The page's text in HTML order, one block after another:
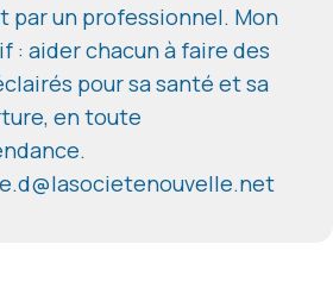
par un professionnel. Mon
: aider chacun à faire des
pour sa santé et sa
en toute